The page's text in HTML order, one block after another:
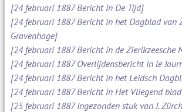
[24 februari 1887 Bericht in De Tijd]
[24 februari 1887 Bericht in het Dagblad van
Gravenhage]
[24 februari 1887 Bericht in de Zierikzeesche
[24 februari 1887 Overlijdensbericht in le
[24 februari 1887 Bericht in het Leidsch
[24 februari 1887 Bericht in Het Vliegend
[25 februari 1887 Ingezonden stuk van J.